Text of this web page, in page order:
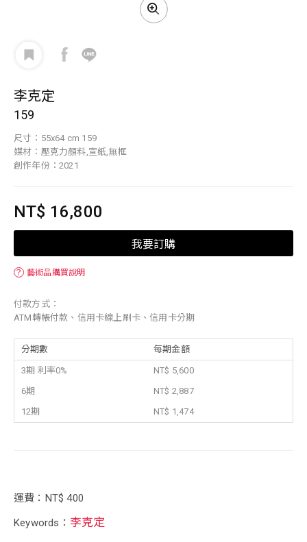
李克定
159
尺寸：55x64 cm 159
媒材：壓克力顏料,宣紙,無框
創作年份：2021
NT$ 16,800
我要訂購
？ 藝術品購買說明
付款方式：
ATM轉帳付款、信用卡線上刷卡、信用卡分期
分期數 每期金額
3期 利率0%
NT$ 5,600
6期
NT$ 2,887
12期
NT$ 1,474
運費：NT$ 400
Keywords： 李克定